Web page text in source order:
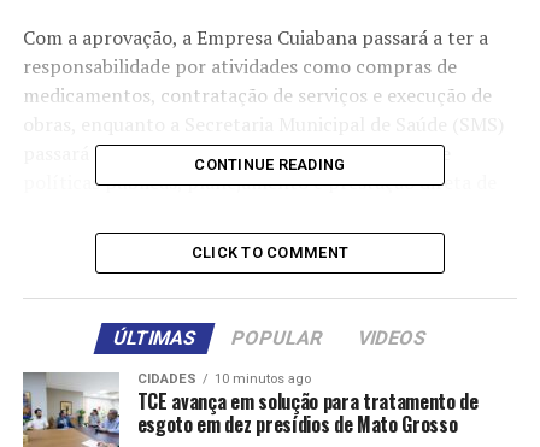
Com a aprovação, a Empresa Cuiabana passará a ter a
responsabilidade por atividades como compras de
medicamentos, contratação de serviços e execução de
passará a focar exclusivamente na formulação de
políticas públicas, planejamento e prestação direta de
“A saúde de Cuiabá estava travada por uma série de
entraves burocráticos. Com essa mudança, a parte
operacional será executada por uma estrutura mais
flexível, permitindo que os serviços cheguem com mais
rapidez a quem mais precisa”, disse o prefeito Abilio em
sua justificativa.
CONTINUE READING
CLICK TO COMMENT
ÚLTIMAS POPULAR VIDEOS
CIDADES 10 minutos ago
TCE avança em solução para tratamento de
esgoto em dez presídios de Mato Grosso